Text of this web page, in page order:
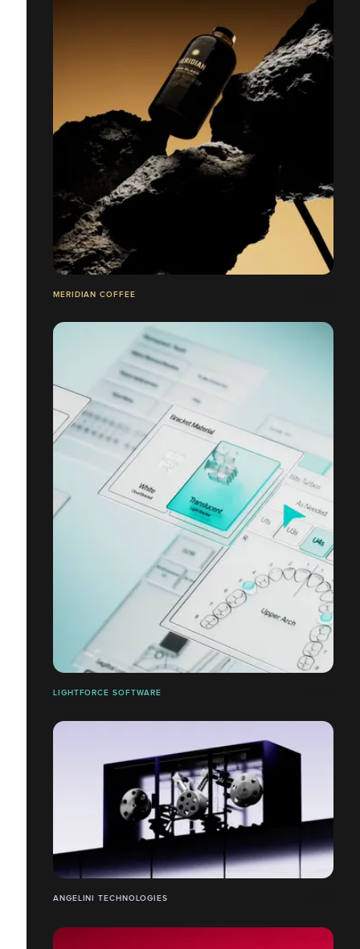
MERIDIAN COFFEE
LIGHTFORCE SOFTWARE
ANGELINI TECHNOLOGIES